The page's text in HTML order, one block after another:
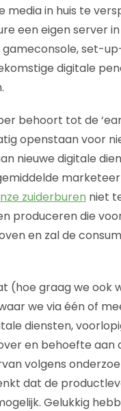
in huis te
een eigen server
set-
digitale
behoort tot de
openstaan voor
nieuwe digitale
zuiderburen niet
produceren die
en zal de
(hoe graag we ook
we via één of
diensten,
en behoefte aan
volgens
dat de
Gelukkig